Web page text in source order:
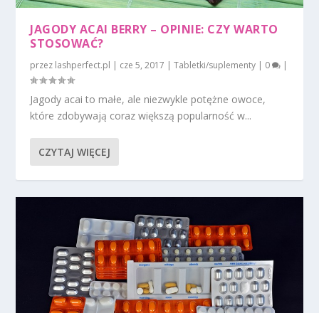
JAGODY ACAI BERRY – OPINIE: CZY WARTO
STOSOWAĆ?
przez lashperfect.pl | cze 5, 2017 |Tabletki/suplementy | 0 |
Jagody acai to małe, ale niezwykle potężne owoce,
które zdobywają coraz większą popularność w...
CZYTAJ WIĘCEJ